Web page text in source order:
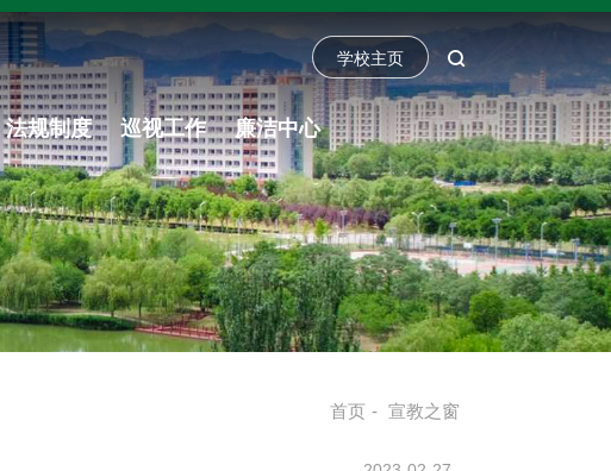
学校主页
法规制度 巡视工作 廉洁中心
首页 - 宣教之窗